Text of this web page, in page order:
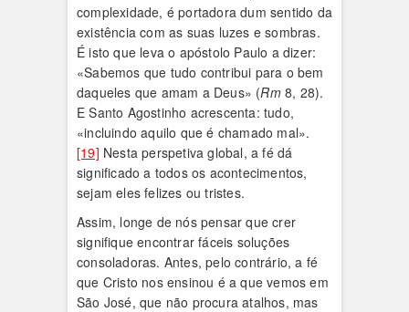
complexidade, é portadora dum sentido da
existência com as suas luzes e sombras.
É isto que leva o apóstolo Paulo a dizer:
«Sabemos que tudo contribui para o bem
daqueles que amam a Deus» (Rm8, 28).
E Santo Agostinho acrescenta: tudo,
«incluindo aquilo que é chamado mal».
[19] Nesta perspetiva global, a fé dá
significado a todos os acontecimentos,
sejam eles felizes ou tristes.
Assim, longe de nós pensar que crer
signifique encontrar fáceis soluções
consoladoras. Antes, pelo contrário, a fé
que Cristo nos ensinou é a que vemos em
São José, que não procura atalhos, mas